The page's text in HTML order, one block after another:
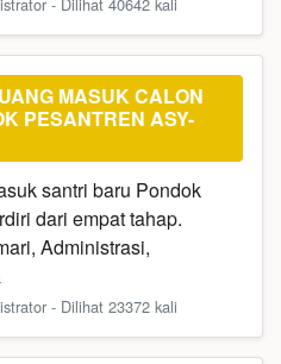
MASUK CALON
PESANTREN ASY-
santri baru Pondok
dari empat tahap.
Administrasi,
- Dilihat 23372 kali